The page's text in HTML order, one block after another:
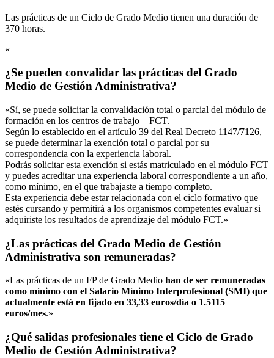
Las prácticas de un Ciclo de Grado Medio tienen una duración de
370 horas.
«
¿Se pueden convalidar las prácticas del Grado
Medio de Gestión Administrativa?
«Sí, se puede solicitar la convalidación total o parcial del módulo de
formación en los centros de trabajo – FCT.
Según lo establecido en el artículo 39 del Real Decreto 1147/7126,
se puede determinar la exención total o parcial por su
correspondencia con la experiencia laboral.
Podrás solicitar esta exención si estás matriculado en el módulo FCT
y puedes acreditar una experiencia laboral correspondiente a un año,
como mínimo, en el que trabajaste a tiempo completo.
Esta experiencia debe estar relacionada con el ciclo formativo que
estés cursando y permitirá a los organismos competentes evaluar si
adquiriste los resultados de aprendizaje del módulo FCT.»
¿Las prácticas del Grado Medio de Gestión
Administrativa son remuneradas?
«Las prácticas de un FP de Grado Medio han de ser remuneradas
como mínimo con el Salario Mínimo Interprofesional (SMI) que
actualmente está en fijado en 33,33 euros/día o 1.5115
euros/mes.»
¿Qué salidas profesionales tiene el Ciclo de Grado
Medio de Gestión Administrativa?